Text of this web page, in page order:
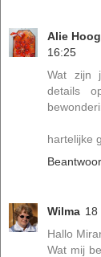
Alie
16:25
Wat zijn
details
hartelijke
Wilma 18
Hallo
Wat mij